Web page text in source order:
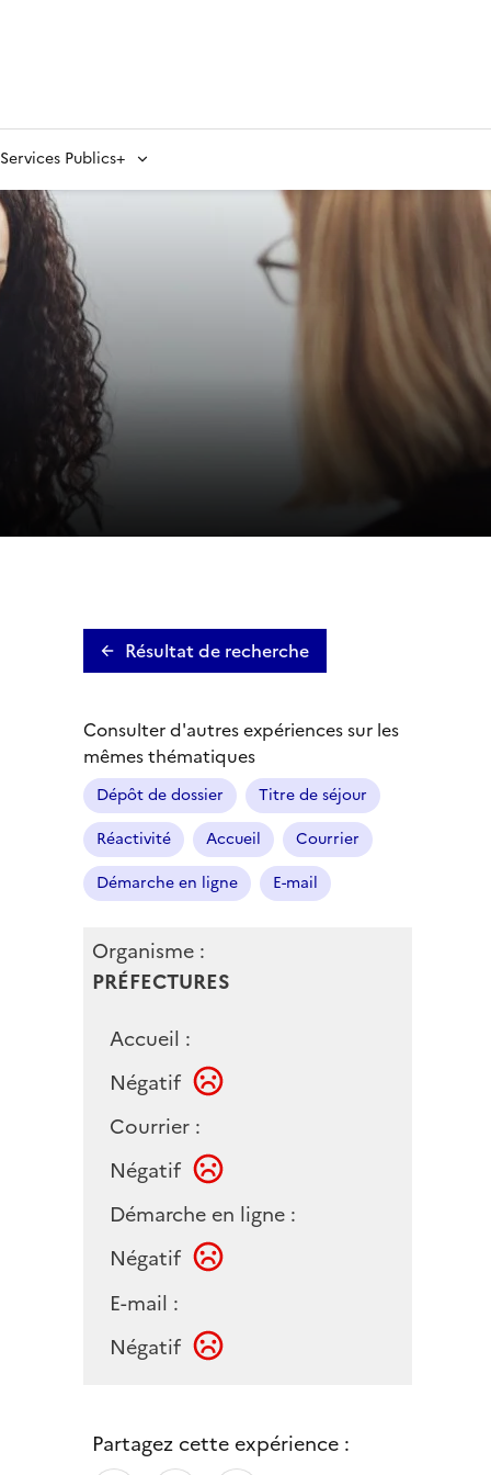
Publics+
Résultat de recherche
Consulter d'autres expériences sur les
mêmes thématiques
Dépôt de dossier
Titre de séjour
Réactivité
Accueil
Courrier
Démarche en ligne
E-mail
Organisme :
PRÉFECTURES
Accueil :
Négatif
Courrier :
Négatif
Démarche en ligne :
Négatif
E-mail :
Négatif
Partagez cette expérience :